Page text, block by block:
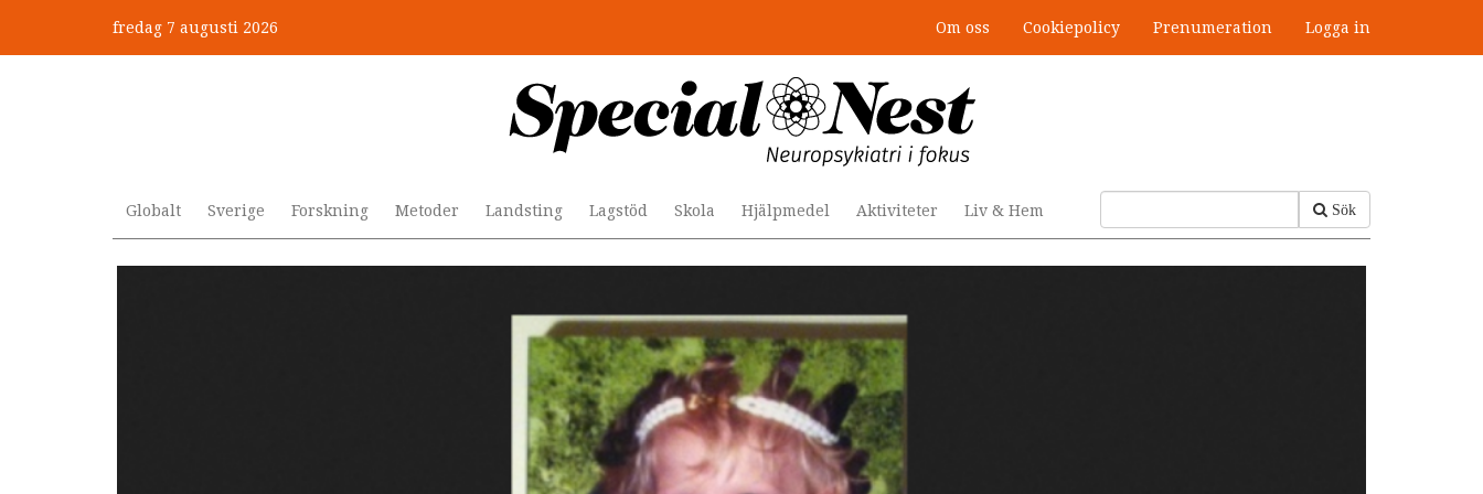
huvudinnehåll
fredag 7 augusti 2026 Om oss Cookiepolicy Prenumeration Logga in
Sök
Globalt Sverige Forskning Metoder Landsting Lagstöd Skola Hjälpmedel Aktiviteter Liv & Hem
”Jobbet gick bra – just därför togs stödet bort”